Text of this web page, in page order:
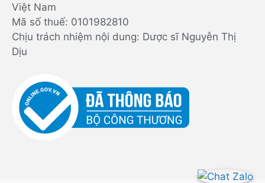
Việt Nam
Mã số thuế: 0101982810
Chịu trách nhiệm nội dung: Dược sĩ Nguyễn Thị
Dịu